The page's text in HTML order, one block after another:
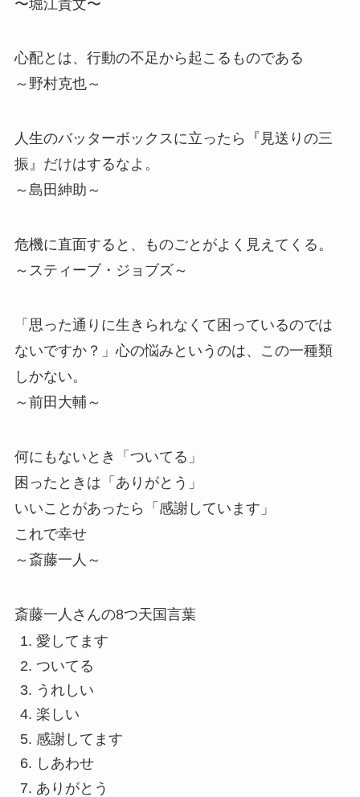
〜堀江貴文〜
心配とは、行動の不足から起こるものである
～野村克也～
人生のバッターボックスに立ったら『見送りの三
振』だけはするなよ。
～島田紳助～
危機に直面すると、ものごとがよく見えてくる。
～スティーブ・ジョブズ～
「思った通りに生きられなくて困っているのでは
ないですか？」心の悩みというのは、この一種類
しかない。
～前田大輔～
何にもないとき「ついてる」
困ったときは「ありがとう」
いいことがあったら「感謝しています」
これで幸せ
～斎藤一人～
斎藤一人さんの8つ天国言葉
愛してます
ついてる
うれしい
楽しい
感謝してます
しあわせ
ありがとう